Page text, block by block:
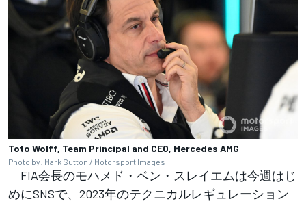
Toto Wolff, Team Principal and CEO, Mercedes AMG
Photo by: Mark Sutton / Motorsport Images
FIA会長のモハメド・ベン・スレイエムは今週はじ
めにSNSで、2023年のテクニカルレギュレーション